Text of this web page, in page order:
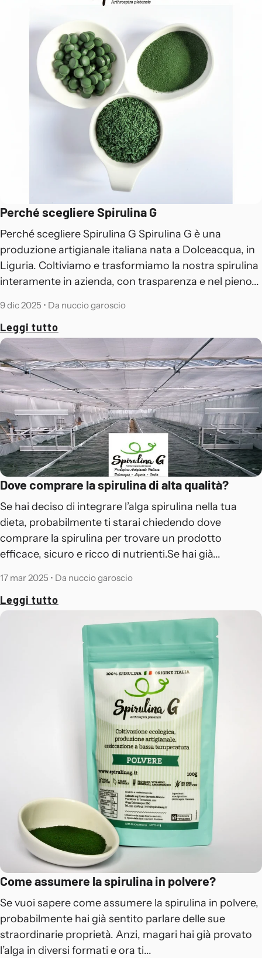
Perché scegliere Spirulina G
Perché scegliere Spirulina G Spirulina G è una
produzione artigianale italiana nata a Dolceacqua, in
Liguria. Coltiviamo e trasformiamo la nostra spirulina
interamente in azienda, con trasparenza e nel pieno...
9 dic 2025 • Da nuccio garoscio
Leggi tutto
Dove comprare la spirulina di alta qualità?
Se hai deciso di integrare l’alga spirulina nella tua
dieta, probabilmente ti starai chiedendo dove
comprare la spirulina per trovare un prodotto
efficace, sicuro e ricco di nutrienti.Se hai già...
17 mar 2025 • Da nuccio garoscio
Leggi tutto
Come assumere la spirulina in polvere?
Se vuoi sapere come assumere la spirulina in polvere,
probabilmente hai già sentito parlare delle sue
straordinarie proprietà. Anzi, magari hai già provato
l’alga in diversi formati e ora ti...